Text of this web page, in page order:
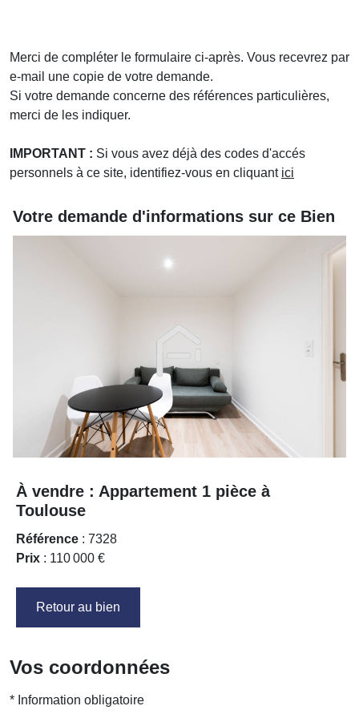
Merci de compléter le formulaire ci-après. Vous recevrez par
e-mail une copie de votre demande.
Si votre demande concerne des références particulières,
merci de les indiquer.
IMPORTANT : Si vous avez déjà des codes d'accés
personnels à ce site, identifiez-vous en cliquant ici
Votre demande d'informations sur ce Bien
À vendre : Appartement 1 pièce à
Toulouse
Référence : 7328
Prix : 110 000 €
Retour au bien
Vos coordonnées
* Information obligatoire